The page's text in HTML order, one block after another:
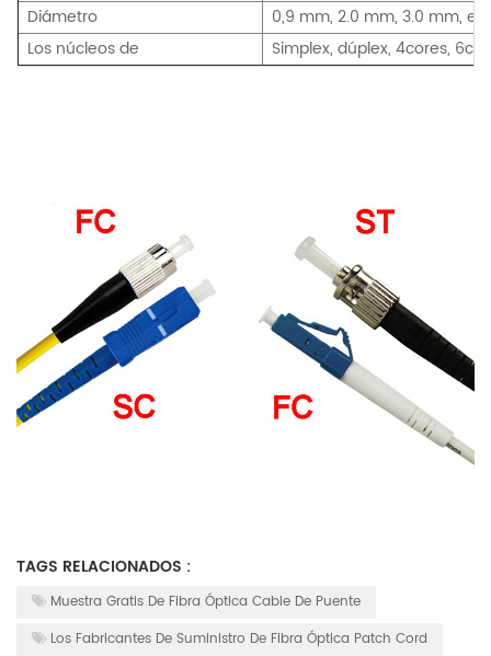
Diámetro
0,9 mm, 2.0 mm, 3.0 mm, etc
Los núcleos de
Simplex, dúplex, 4cores,
TAGS RELACIONADOS :
Muestra Gratis De Fibra Óptica Cable De Puente
Los Fabricantes De Suministro De Fibra Óptica Patch Cord